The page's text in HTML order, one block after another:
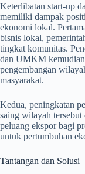
Keterlibatan start-up
memiliki dampak
ekonomi lokal.
bisnis lokal,
tingkat komunitas.
dan UMKM
pengembangan
masyarakat.
Kedua, peningkatan
saing wilayah
peluang ekspor bagi
untuk pertumbuhan
Tantangan dan Solusi